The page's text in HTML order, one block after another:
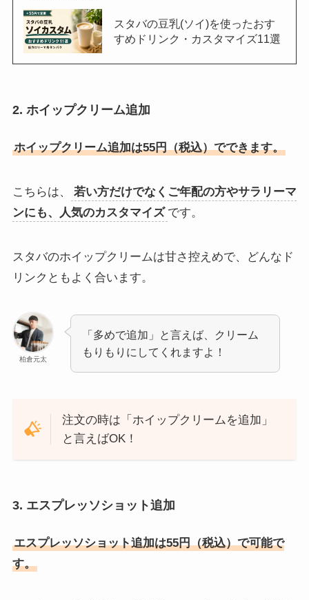
スタバの豆乳(ソイ)を使ったおす
すめドリンク・カスタマイズ11選
2. ホイップクリーム追加
ホイップクリーム追加は55円（税込）でできます。
こちらは、
若い方だけでなくご年配の方やサラリーマ
ンにも、人気のカスタマイズ です。
スタバのホイップクリームは甘さ控えめで、どんなド
リンクともよく合います。
柏倉元太
「多めで追加」と言えば、クリーム
もりもりにしてくれますよ！
注文の時は「ホイップクリームを追加」
と言えばOK！
3. エスプレッソショット追加
エスプレッソショット追加は55円（税込）で可能で
す。